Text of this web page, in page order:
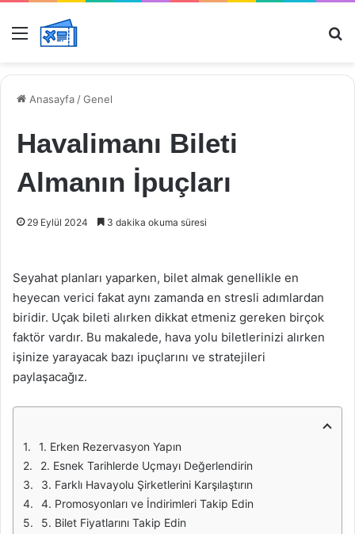
Menü
Anasayfa /Genel
Havalimanı Bileti
Almanın İpuçları
29 Eylül 2024 3 dakika okuma süresi
Seyahat planları yaparken, bilet almak genellikle en
heyecan verici fakat aynı zamanda en stresli adımlardan
biridir. Uçak bileti alırken dikkat etmeniz gereken birçok
faktör vardır. Bu makalede, hava yolu biletlerinizi alırken
işinize yarayacak bazı ipuçlarını ve stratejileri
paylaşacağız.
1. Erken Rezervasyon Yapın
2. Esnek Tarihlerde Uçmayı Değerlendirin
3. Farklı Havayolu Şirketlerini Karşılaştırın
4. Promosyonları ve İndirimleri Takip Edin
5. Bilet Fiyatlarını Takip Edin